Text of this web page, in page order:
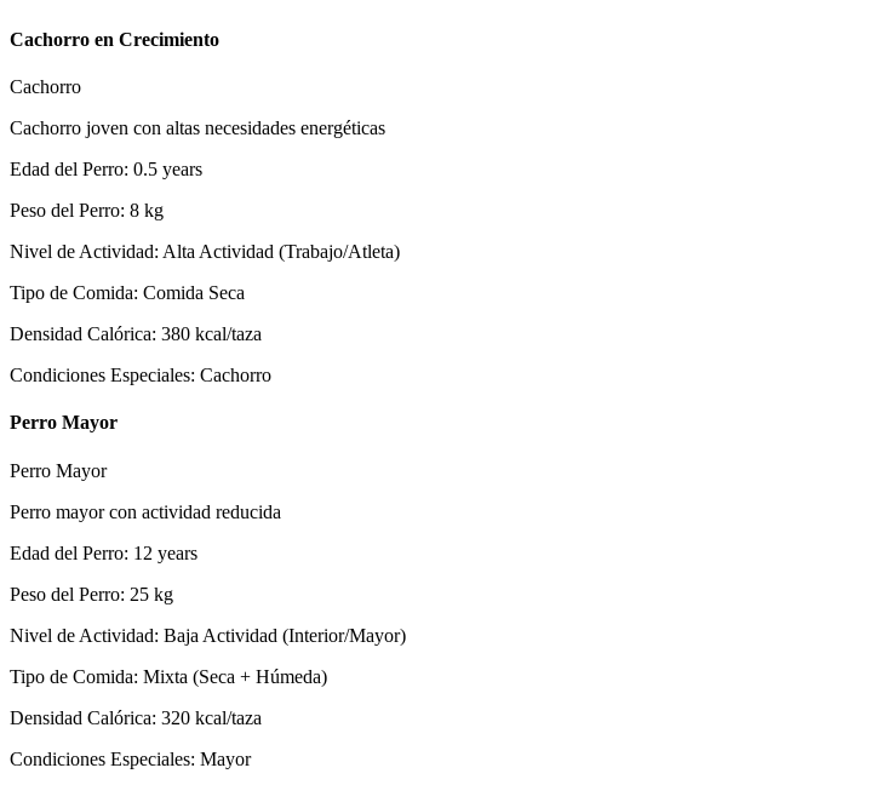
Cachorro en Crecimiento
Cachorro
Cachorro joven con altas necesidades energéticas
Edad del Perro: 0.5 years
Peso del Perro: 8 kg
Nivel de Actividad: Alta Actividad (Trabajo/Atleta)
Tipo de Comida: Comida Seca
Densidad Calórica: 380 kcal/taza
Condiciones Especiales: Cachorro
Perro Mayor
Perro Mayor
Perro mayor con actividad reducida
Edad del Perro: 12 years
Peso del Perro: 25 kg
Nivel de Actividad: Baja Actividad (Interior/Mayor)
Tipo de Comida: Mixta (Seca + Húmeda)
Densidad Calórica: 320 kcal/taza
Condiciones Especiales: Mayor